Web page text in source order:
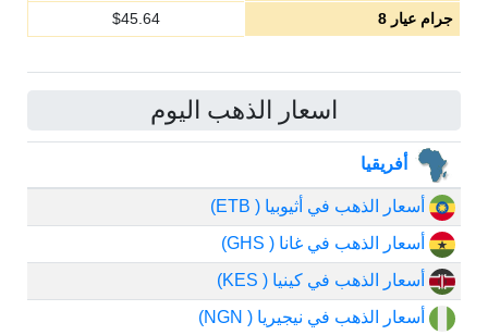
جرام عيار 8
$45.64
اسعار الذهب اليوم
أفريقيا
أسعار الذهب في أثيوبيا ( ETB)
أسعار الذهب في غانا ( GHS)
أسعار الذهب في كينيا ( KES)
أسعار الذهب في نيجيريا ( NGN)